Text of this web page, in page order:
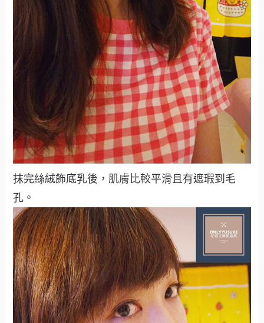
抹完絲絨飾底乳後，肌膚比較平滑且有遮瑕到毛
孔。